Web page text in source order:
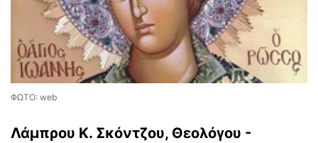
ΦΩΤΟ: web
Λάμπρου Κ. Σκόντζου, Θεολόγου -